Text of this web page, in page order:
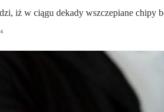
iż w ciągu dekady wszczepiane chipy